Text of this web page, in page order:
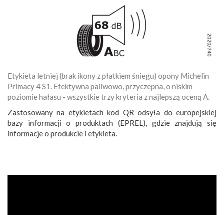
Etykieta letniej (brak ikony z płatkiem śniegu) opony Michelin
Primacy 4 S1. Efektywna paliwowo, przyczepna, o niskim
poziomie hałasu - wszystkie trzy kryteria z najlepszą oceną A.
Zastosowany na etykietach kod QR odsyła do europejskiej
bazy informacji o produktach (EPREL), gdzie znajdują się
informacje o produkcie i etykieta.